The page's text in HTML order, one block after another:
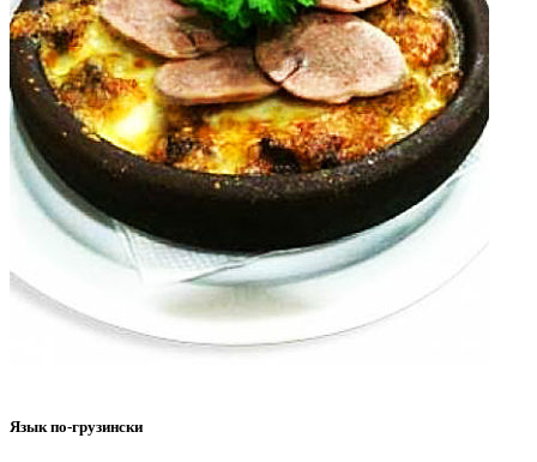
Язык по-грузински